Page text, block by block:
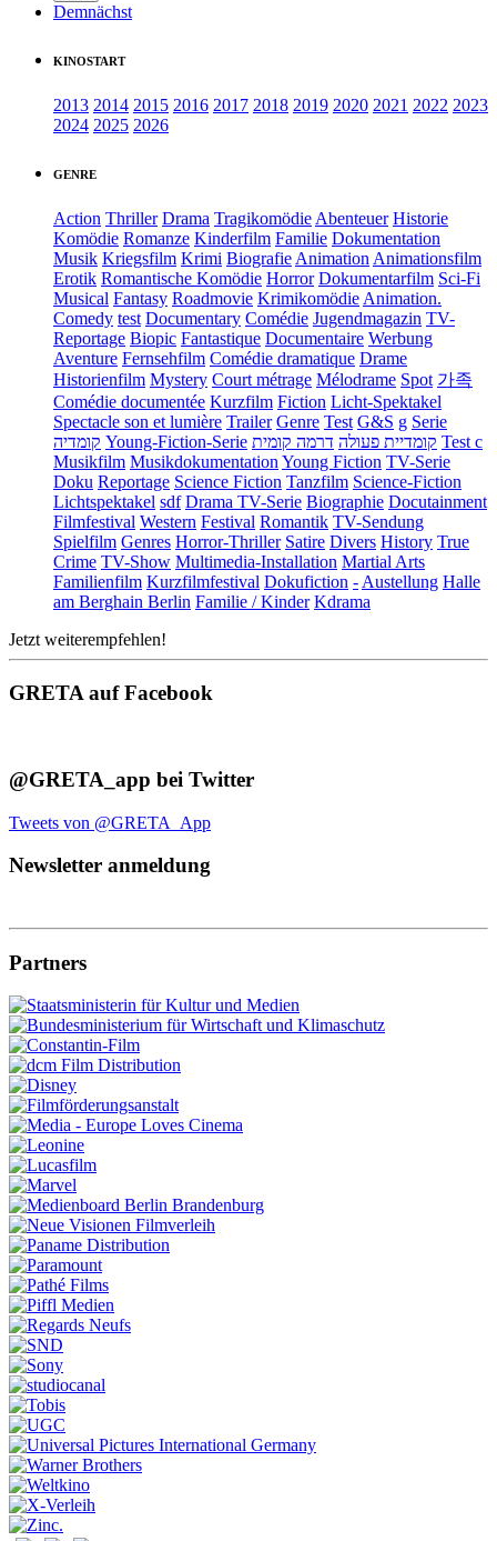
Demnächst
KINOSTART
2013 2014 2015 2016 2017 2018 2019 2020 2021 2022 2023
2024 2025 2026
GENRE
Action Thriller Drama Tragikomödie Abenteuer Historie
Komödie Romanze Kinderfilm Familie Dokumentation
Musik Kriegsfilm Krimi Biografie Animation Animationsfilm
Erotik Romantische Komödie Horror Dokumentarfilm Sci-Fi
Musical Fantasy Roadmovie Krimikomödie Animation.
Comedy test Documentary Comédie Jugendmagazin TV-
Reportage Biopic Fantastique Documentaire Werbung
Aventure Fernsehfilm Comédie dramatique Drame
Historienfilm Mystery Court métrage Mélodrame Spot 가족
Comédie documentée Kurzfilm Fiction Licht-Spektakel
Spectacle son et lumière Trailer Genre Test G&S g Serie
קומדיה Young-Fiction-Serie קומדיית פעולה דרמה קומית
Test c
Musikfilm Musikdokumentation Young Fiction TV-Serie
Doku Reportage Science Fiction Tanzfilm Science-Fiction
Lichtspektakel sdf Drama TV-Serie Biographie Docutainment
Filmfestival Western Festival Romantik TV-Sendung
Spielfilm Genres Horror-Thriller Satire Divers History True
Crime TV-Show Multimedia-Installation Martial Arts
Familienfilm Kurzfilmfestival Dokufiction - Austellung Halle
am Berghain Berlin Familie / Kinder Kdrama
Jetzt weiterempfehlen!
GRETA auf Facebook
@GRETA_app bei Twitter
Tweets von @GRETA_App
Newsletter anmeldung
Partners